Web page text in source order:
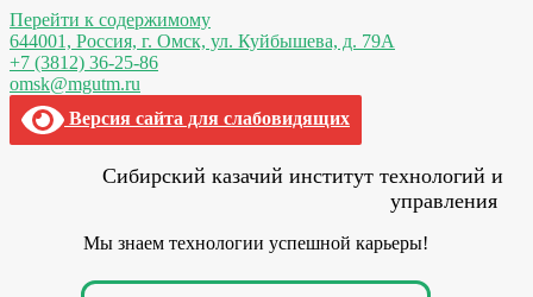
Перейти к содержимому
644001, Россия, г. Омск, ул. Куйбышева, д. 79А
+7 (3812) 36-25-86
omsk@mgutm.ru
Версия сайта для слабовидящих
Сибирский казачий институт технологий и
управления
Мы знаем технологии успешной карьеры!